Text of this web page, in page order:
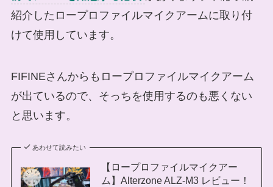
紹介したロープロファイルマイクアームに取り付
けて使用しています。
FIFINEさんからもロープロファイルマイクアーム
が出ているので、そっちを使用するのも悪くない
と思います。
あわせて読みたい
【ロープロファイルマイクアー
ム】Alterzone ALZ-M3 レビュー！